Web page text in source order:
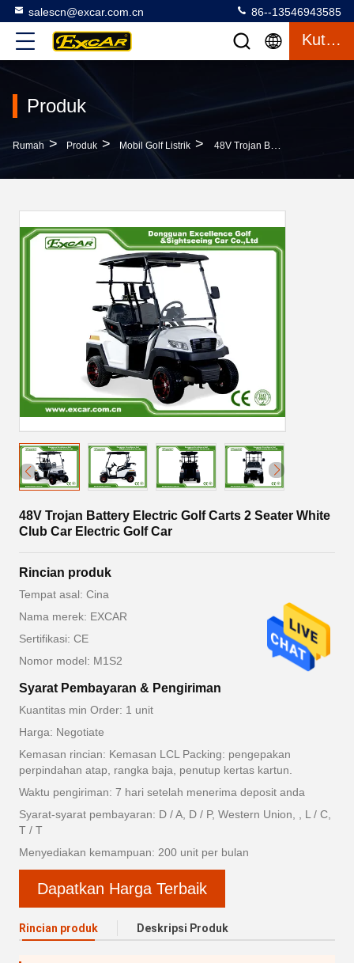
salescn@excar.com.cn 86--13546943585
Kutipan
Produk
Rumah > Produk > Mobil Golf Listrik > 48V Trojan Battery Electric Golf Carts 2 Seater White Club Car Electric Golf Car
48V Trojan Battery Electric Golf Carts 2 Seater White
Club Car Electric Golf Car
Rincian produk
Tempat asal: Cina
Nama merek: EXCAR
Sertifikasi: CE
Nomor model: M1S2
Syarat Pembayaran & Pengiriman
Kuantitas min Order: 1 unit
Harga: Negotiate
Kemasan rincian: Kemasan LCL Packing: pengepakan
perpindahan atap, rangka baja, penutup kertas kartun.
Waktu pengiriman: 7 hari setelah menerima deposit anda
Syarat-syarat pembayaran: D / A, D / P, Western Union, , L / C,
T / T
Menyediakan kemampuan: 200 unit per bulan
Dapatkan Harga Terbaik
Rincian produk Deskripsi Produk